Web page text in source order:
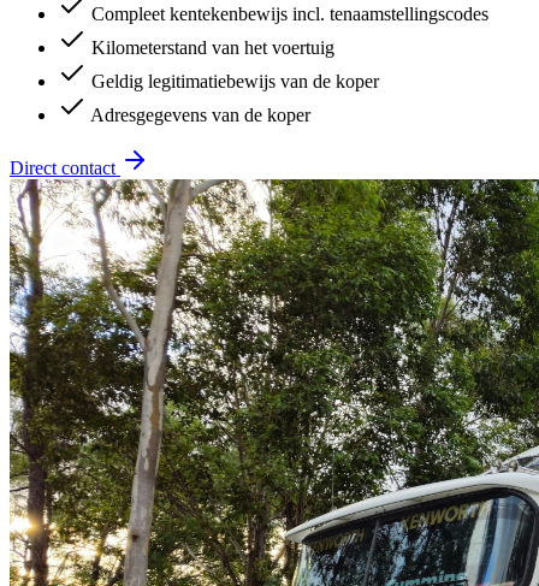
Compleet kentekenbewijs incl. tenaamstellingscodes
Kilometerstand van het voertuig
Geldig legitimatiebewijs van de koper
Adresgegevens van de koper
Direct contact